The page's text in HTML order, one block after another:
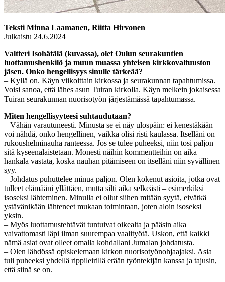
Teksti Minna Laamanen, Riitta Hirvonen
Julkaistu 24.6.2024
Valtteri Isohätälä (kuvassa), olet Oulun seurakuntien
luottamushenkilö ja muun muassa yhteisen kirkkovaltuuston
jäsen. Onko hengellisyys sinulle tärkeää?
– Kyllä on. Käyn viikoittain kirkossa ja seurakunnan tapahtumissa.
Voisi sanoa, että lähes asun Tuiran kirkolla. Käyn melkein jokaisessa
Tuiran seurakunnan nuorisotyön järjestämässä tapahtumassa.
Miten hengellisyyteesi suhtaudutaan?
– Vähän varautuneesti. Minusta se ei näy ulospäin: ei kenestäkään
voi nähdä, onko hengellinen, vaikka olisi risti kaulassa. Itselläni on
rukoushelminauha ranteessa. Jos se tulee puheeksi, niin tosi paljon
sitä kyseenalaistetaan. Monesti näihin kommentteihin on aika
hankala vastata, koska nauhan pitämiseen on itselläni niin syvällinen
syy.
– Johdatus puhuttelee minua paljon. Olen kokenut asioita, jotka ovat
tulleet elämääni yllättäen, mutta silti aika selkeästi – esimerkiksi
isoseksi lähteminen. Minulla ei ollut siihen mitään syytä, eivätkä
ystävänikään lähteneet mukaan toimintaan, joten aloin isoseksi
yksin.
– Myös luottamustehtävät tuntuivat oikealta ja pääsin aika
vaivattomasti läpi ilman suurempaa vaalityötä. Uskon, että kaikki
nämä asiat ovat olleet omalla kohdallani Jumalan johdatusta.
– Olen lähdössä opiskelemaan kirkon nuorisotyönohjaajaksi. Asia
tuli puheeksi yhdellä rippileirillä erään työntekijän kanssa ja tajusin,
että siinä se on.